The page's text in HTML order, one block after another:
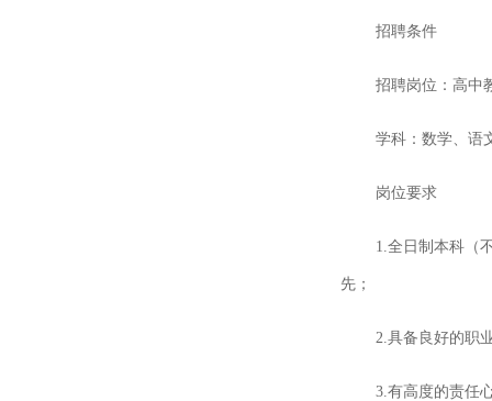
招聘条件
招聘岗位：高中
学科：数学、语
岗位要求
1.全日制本科（
先；
2.具备良好的职
3.有高度的责任